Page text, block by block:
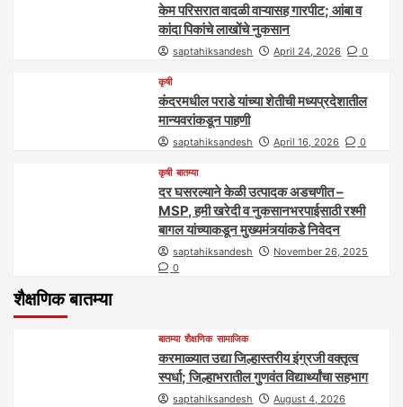
केम परिसरात वादळी वाऱ्यासह गारपीट; आंबा व
कांदा पिकांचे लाखोंचे नुकसान
saptahiksandesh April 24, 2026 0
कृषी
कंदरमधील पराडे यांच्या शेतीची मध्यप्रदेशातील
मान्यवरांकडून पाहणी
saptahiksandesh April 16, 2026 0
कृषी बातम्या
दर घसरल्याने केळी उत्पादक अडचणीत –
MSP, हमी खरेदी व नुकसानभरपाईसाठी रश्मी
बागल यांच्याकडून मुख्यमंत्र्यांकडे निवेदन
saptahiksandesh
November 26, 2025
0
शैक्षणिक बातम्या
बातम्या शैक्षणिक सामाजिक
करमाळ्यात उद्या जिल्हास्तरीय इंग्रजी वक्तृत्व
स्पर्धा; जिल्हाभरातील गुणवंत विद्यार्थ्यांचा सहभाग
saptahiksandesh
August 4, 2026